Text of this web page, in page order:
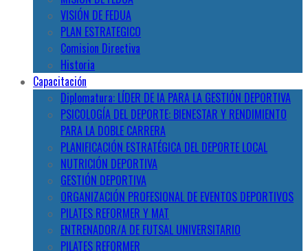
VISIÓN DE FEDUA
PLAN ESTRATEGICO
Comision Directiva
Historia
Capacitación
Diplomatura: LÍDER DE IA PARA LA GESTIÓN DEPORTIVA
PSICOLOGÍA DEL DEPORTE: BIENESTAR Y RENDIMIENTO
PARA LA DOBLE CARRERA
PLANIFICACIÓN ESTRATÉGICA DEL DEPORTE LOCAL
NUTRICIÓN DEPORTIVA
GESTIÓN DEPORTIVA
ORGANIZACIÓN PROFESIONAL DE EVENTOS DEPORTIVOS
PILATES REFORMER Y MAT
ENTRENADOR/A DE FUTSAL UNIVERSITARIO
PILATES REFORMER